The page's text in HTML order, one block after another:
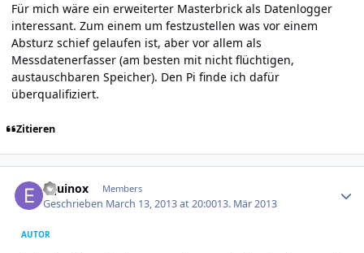
Für mich wäre ein erweiterter Masterbrick als Datenlogger
interessant. Zum einem um festzustellen was vor einem
Absturz schief gelaufen ist, aber vor allem als
Messdatenerfasser (am besten mit nicht flüchtigen,
austauschbaren Speicher). Den Pi finde ich dafür
überqualifiziert.
Zitieren
Equinox Members
Geschrieben March 13, 2013 at 20:0013. Mär 2013
AUTOR